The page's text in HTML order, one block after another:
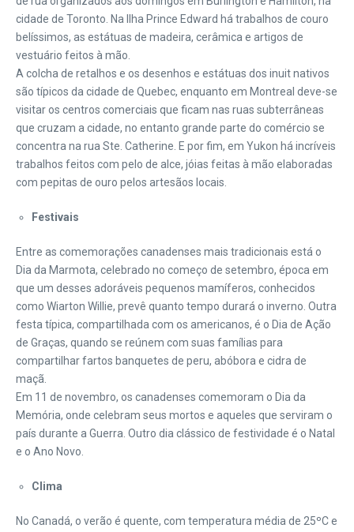
cidade de Toronto. Na Ilha Prince Edward há trabalhos de couro
belíssimos, as estátuas de madeira, cerâmica e artigos de
vestuário feitos à mão.
A colcha de retalhos e os desenhos e estátuas dos inuit nativos
são típicos da cidade de Quebec, enquanto em Montreal deve-se
visitar os centros comerciais que ficam nas ruas subterrâneas
que cruzam a cidade, no entanto grande parte do comércio se
concentra na rua Ste. Catherine. E por fim, em Yukon há incríveis
trabalhos feitos com pelo de alce, jóias feitas à mão elaboradas
com pepitas de ouro pelos artesãos locais.
Festivais
Entre as comemorações canadenses mais tradicionais está o
Dia da Marmota, celebrado no começo de setembro, época em
que um desses adoráveis pequenos mamíferos, conhecidos
como Wiarton Willie, prevê quanto tempo durará o inverno. Outra
festa típica, compartilhada com os americanos, é o Dia de Ação
de Graças, quando se reúnem com suas famílias para
compartilhar fartos banquetes de peru, abóbora e cidra de
maçã.
Em 11 de novembro, os canadenses comemoram o Dia da
Memória, onde celebram seus mortos e aqueles que serviram o
país durante a Guerra. Outro dia clássico de festividade é o Natal
e o Ano Novo.
Clima
No Canadá, o verão é quente, com temperatura média de 25ºC e